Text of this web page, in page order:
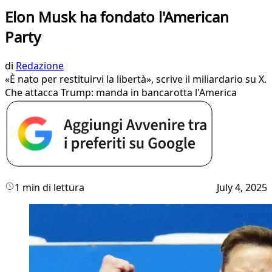
Elon Musk ha fondato l'American
Party
di Redazione
«È nato per restituirvi la libertà», scrive il miliardario su X.
Che attacca Trump: manda in bancarotta l'America
1 min di lettura July 4, 2025